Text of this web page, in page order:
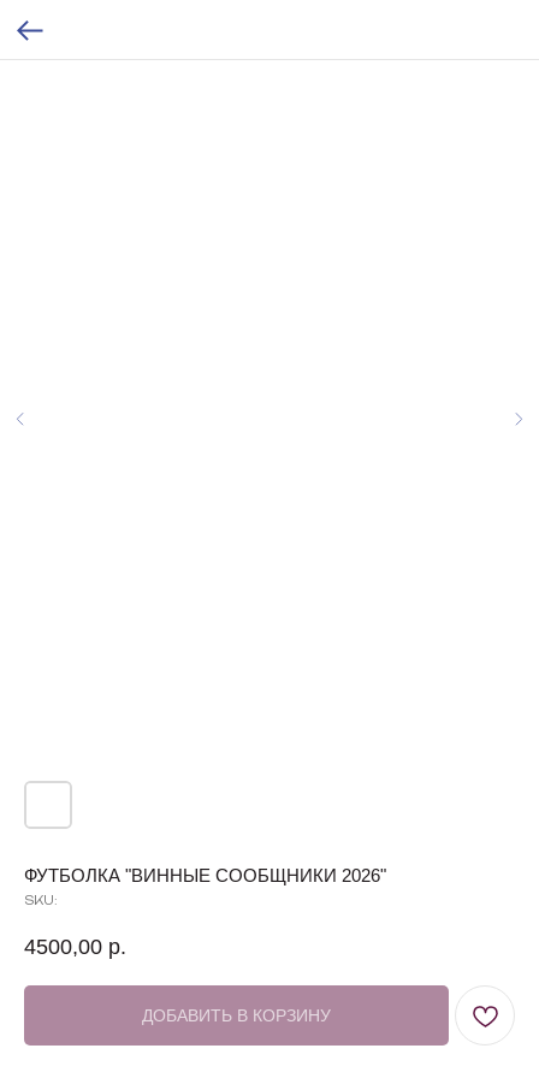
ФУТБОЛКА "ВИННЫЕ СООБЩНИКИ 2026"
SKU:
4500,00 р.
ДОБАВИТЬ В КОРЗИНУ